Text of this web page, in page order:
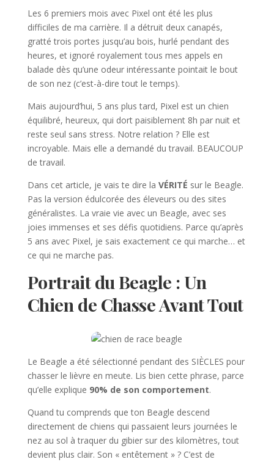
Les 6 premiers mois avec Pixel ont été les plus
difficiles de ma carrière. Il a détruit deux canapés,
gratté trois portes jusqu’au bois, hurlé pendant des
heures, et ignoré royalement tous mes appels en
balade dès qu’une odeur intéressante pointait le bout
de son nez (c’est-à-dire tout le temps).
Mais aujourd’hui, 5 ans plus tard, Pixel est un chien
équilibré, heureux, qui dort paisiblement 8h par nuit et
reste seul sans stress. Notre relation ? Elle est
incroyable. Mais elle a demandé du travail. BEAUCOUP
de travail.
Dans cet article, je vais te dire la VÉRITÉ sur le Beagle.
Pas la version édulcorée des éleveurs ou des sites
généralistes. La vraie vie avec un Beagle, avec ses
joies immenses et ses défis quotidiens. Parce qu’après
5 ans avec Pixel, je sais exactement ce qui marche… et
ce qui ne marche pas.
Portrait du Beagle : Un
Chien de Chasse Avant Tout
Le Beagle a été sélectionné pendant des SIÈCLES pour
chasser le lièvre en meute. Lis bien cette phrase, parce
qu’elle explique 90% de son comportement.
Quand tu comprends que ton Beagle descend
directement de chiens qui passaient leurs journées le
nez au sol à traquer du gibier sur des kilomètres, tout
devient plus clair. Son « entêtement » ? C’est de